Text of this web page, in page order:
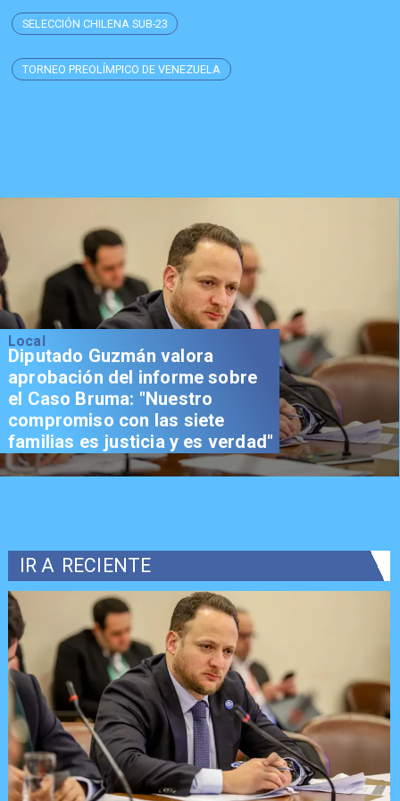
SELECCIÓN CHILENA SUB-23
TORNEO PREOLÍMPICO DE VENEZUELA
Local
Diputado Guzmán valora
aprobación del informe sobre
el Caso Bruma: "Nuestro
compromiso con las siete
familias es justicia y es verdad"
IR A RECIENTE